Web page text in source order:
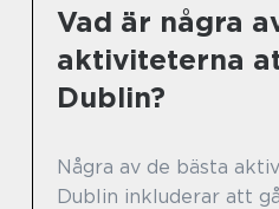
Vad är några
aktiviteterna
Dublin?
Några av de bästa
Dublin inkluderar att